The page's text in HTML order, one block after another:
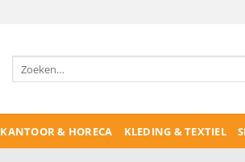
Zoeken
naar:
KANTOOR & HORECA KLEDING & TEXTIEL